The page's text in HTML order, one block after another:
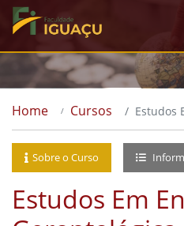
Home Cursos Estudos
Sobre o Curso
Estudos Em